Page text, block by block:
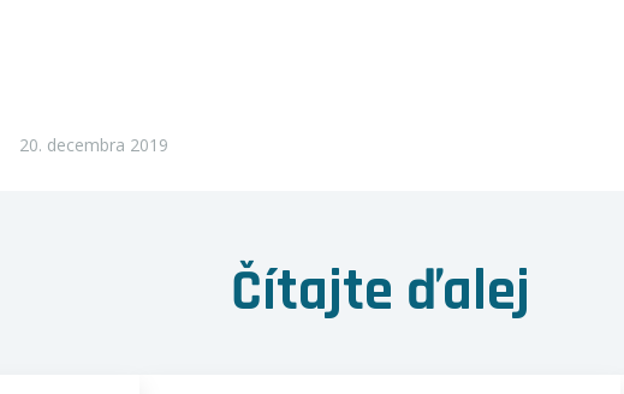
20. decembra 2019
Čítajte ďalej